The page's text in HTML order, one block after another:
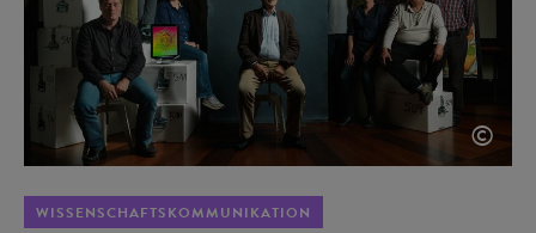
©
WISSENSCHAFTSKOMMUNIKATION